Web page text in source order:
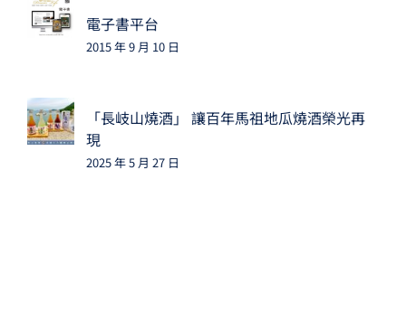
電子書平台
2015 年 9 月 10 日
「長岐山燒酒」 讓百年馬祖地瓜燒酒榮光再
現
2025 年 5 月 27 日